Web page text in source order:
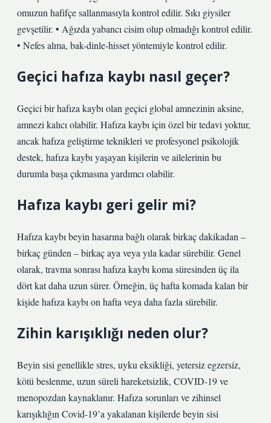
omuzun hafifçe sallanmasıyla kontrol edilir. Sıkı giysiler
gevşetilir. • Ağızda yabancı cisim olup olmadığı kontrol edilir.
• Nefes alma, bak-dinle-hisset yöntemiyle kontrol edilir.
Geçici hafıza kaybı nasıl geçer?
Geçici bir hafıza kaybı olan geçici global amnezinin aksine,
amnezi kalıcı olabilir. Hafıza kaybı için özel bir tedavi yoktur,
ancak hafıza geliştirme teknikleri ve profesyonel psikolojik
destek, hafıza kaybı yaşayan kişilerin ve ailelerinin bu
durumla başa çıkmasına yardımcı olabilir.
Hafıza kaybı geri gelir mi?
Hafıza kaybı beyin hasarına bağlı olarak birkaç dakikadan –
birkaç günden – birkaç aya veya yıla kadar sürebilir. Genel
olarak, travma sonrası hafıza kaybı koma süresinden üç ila
dört kat daha uzun sürer. Örneğin, üç hafta komada kalan bir
kişide hafıza kaybı on hafta veya daha fazla sürebilir.
Zihin karışıklığı neden olur?
Beyin sisi genellikle stres, uyku eksikliği, yetersiz egzersiz,
kötü beslenme, uzun süreli hareketsizlik, COVID-19 ve
menopozdan kaynaklanır. Hafıza sorunları ve zihinsel
karışıklığın Covid-19’a yakalanan kişilerde beyin sisi